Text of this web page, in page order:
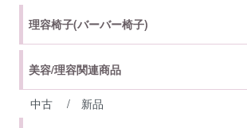
理容椅子(バーバー椅子)
美容/理容関連商品
中古 / 新品